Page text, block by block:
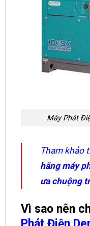
Máy Phát
Tham khảo
hãng máy
ưa chuộng
Vì sao nên